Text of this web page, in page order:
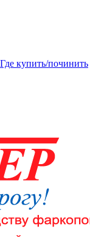
Где купить/починить